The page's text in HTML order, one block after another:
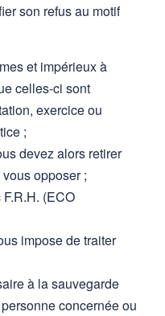
son refus au motif
et impérieux à
celles-ci sont
exercice ou
;
devez alors retirer
opposer ;
(ECO
impose de traiter
à la sauvegarde
concernée ou